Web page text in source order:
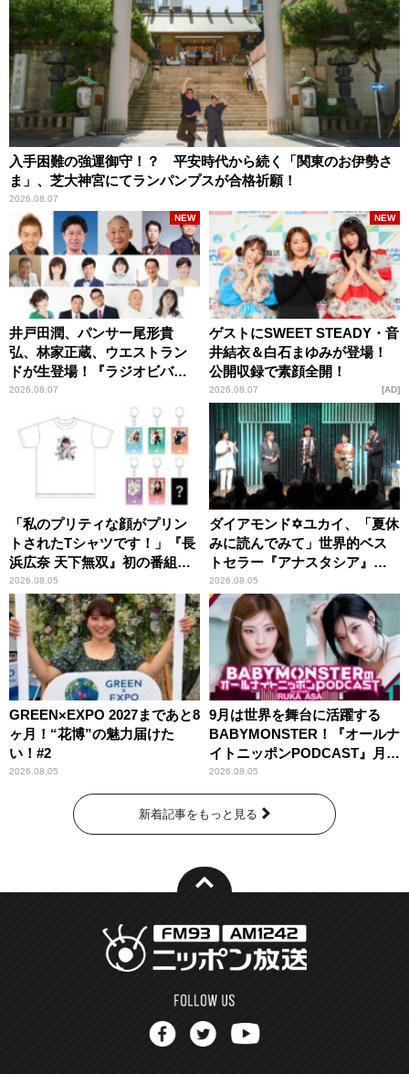
入手困難の強運御守！？ 平安時代から続く「関東のお伊勢さ
ま」、芝大神宮にてランパンプスが合格祈願！
2026.08.07
井戸田潤、パンサー尾形貴
弘、林家正蔵、ウエストラン
ドが生登場！『ラジオビバリ
ー昼ズ』
2026.08.07
NEW
ゲストにSWEET STEADY・音
井結衣＆白石まゆみが登場！
公開収録で素顔全開！
2026.08.07
NEW
AD
「私のプリティな顔がプリン
トされたTシャツです！」『長
浜広奈 天下無双』初の番組グ
ッズ発売
2026.08.05
ダイアモンド✡ユカイ、「夏休
みに読んでみて」世界的ベス
トセラー『アナスタシア』を
紹介
2026.08.05
GREEN×EXPO 2027まであと8
ヶ月！“花博”の魅力届けた
い！#2
2026.08.05
9月は世界を舞台に活躍する
BABYMONSTER！『オールナ
イトニッポンPODCAST』月替
わりパーソナリティ
2026.08.05
新着記事をもっと見る